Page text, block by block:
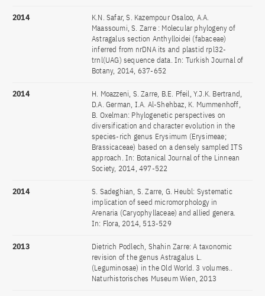
2014
K.N. Safar, S. Kazempour Osaloo, A.A.
Maassoumi, S. Zarre : Molecular phylogeny of
Astragalus section Anthylloidei (fabaceae)
inferred from nrDNA its and plastid rpl32-
trnl(UAG) sequence data. In: Turkish Journal of
Botany, 2014, 637-652
2014
H. Moazzeni, S. Zarre, B.E. Pfeil, Y.J.K. Bertrand,
D.A. German, I.A. Al-Shehbaz, K. Mummenhoff,
B. Oxelman: Phylogenetic perspectives on
diversification and character evolution in the
species-rich genus Erysimum (Erysimeae;
Brassicaceae) based on a densely sampled ITS
approach. In: Botanical Journal of the Linnean
Society, 2014, 497-522
2014
S. Sadeghian, S. Zarre, G. Heubl: Systematic
implication of seed micromorphology in
Arenaria (Caryophyllaceae) and allied genera.
In: Flora, 2014, 513-529
2013
Dietrich Podlech, Shahin Zarre: A taxonomic
revision of the genus Astragalus L.
(Leguminosae) in the Old World. 3 volumes..
Naturhistorisches Museum Wien, 2013